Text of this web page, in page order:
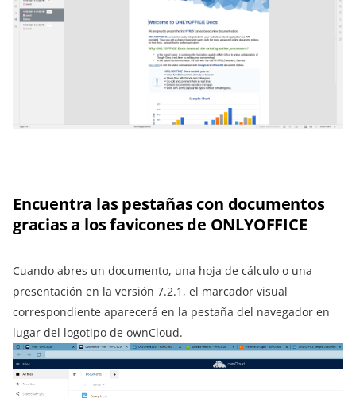
Encuentra las pestañas con documentos
gracias a los favicones de ONLYOFFICE
Cuando abres un documento, una hoja de cálculo o una
presentación en la versión 7.2.1, el marcador visual
correspondiente aparecerá en la pestaña del navegador en
lugar del logotipo de ownCloud.